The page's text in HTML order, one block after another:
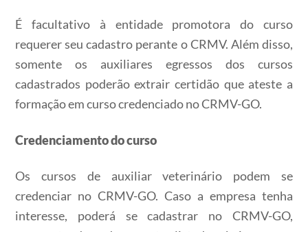
É facultativo à entidade promotora do curso
requerer seu cadastro perante o CRMV. Além disso,
somente os auxiliares egressos dos cursos
cadastrados poderão extrair certidão que ateste a
formação em curso credenciado no CRMV-GO.
Credenciamento do curso
Os cursos de auxiliar veterinário podem se
credenciar no CRMV-GO. Caso a empresa tenha
interesse, poderá se cadastrar no CRMV-GO,